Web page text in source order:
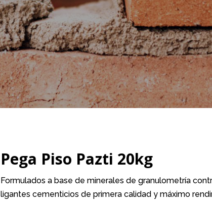
Pega Piso Pazti 20kg
Formulados a base de minerales de granulometría
ligantes cementicios de primera calidad y máximo